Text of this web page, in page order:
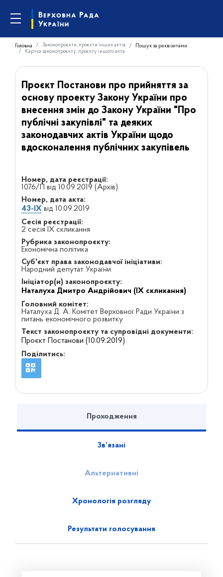
Головна Законопроєкти, проєкти інших актів
Пошук за реквізитами
Картка законопроєкту, проєкту іншого акта
Проєкт Постанови про прийняття за
основу проекту Закону України про
внесення змін до Закону України "Про
публічні закупівлі" та деяких
законодавчих актів України щодо
вдосконалення публічних закупівель
Номер, дата реєстрації:
1076/П від 10.09.2019 (Архів)
Номер, дата акта:
43-IXвід 10.09.2019
Сесія реєстрації:
2 сесія IX скликання
Рубрика законопроєкту:
Економічна політика
Суб'єкт права законодавчої ініціативи:
Народний депутат України
Ініціатор(и) законопроєкту:
Наталуха Дмитро Андрійович (IX скликання)
Головний комітет:
Наталуха Д. А. Комітет Верховної Ради України з
питань економічного розвитку
Текст законопроєкту та супровідні документи:
Проєкт Постанови (10.09.2019)
Поділитись:
Проходження
Зв’язані
Альтернативні
Хронологія розгляду
Результати голосування